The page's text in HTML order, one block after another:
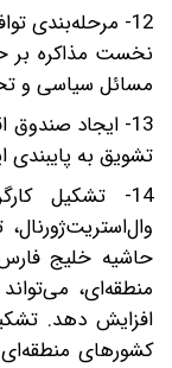
12- مرحله‌بندی
نخست مذاکره بر
مسائل سیاسی و
13- ایجاد
تشویق به پایبندی
14- تشکیل
حاشیه خلیج
منطقه‌ای،
افزایش دهد.
کشورهای